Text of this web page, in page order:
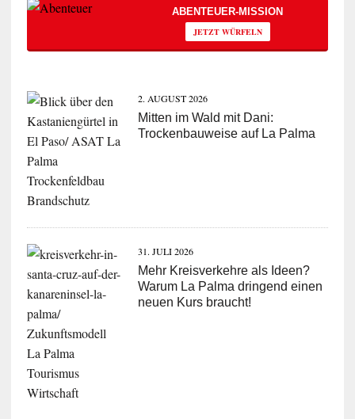
ABENTEUER-MISSION
JETZT WÜRFELN
2. AUGUST 2026
Mitten im Wald mit Dani:
Trockenbauweise auf La Palma
31. JULI 2026
Mehr Kreisverkehre als Ideen?
Warum La Palma dringend einen
neuen Kurs braucht!